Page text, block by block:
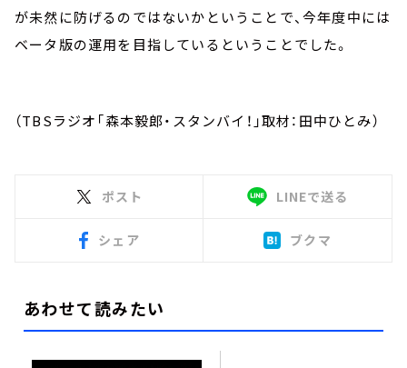
が未然に防げるのではないかということで、今年度中には
ベータ版の運用を目指しているということでした。
（TBSラジオ「森本毅郎・スタンバイ！」取材：田中ひとみ）
ポスト LINEで送る
シェア ブクマ
あわせて読みたい